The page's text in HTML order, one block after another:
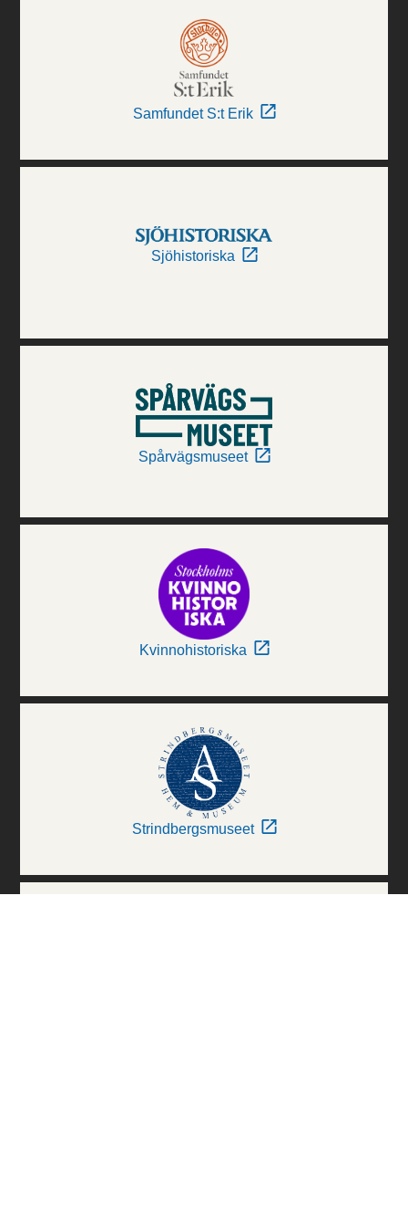
Samfundet S:t Erik
Sjöhistoriska
Spårvägsmuseet
Kvinnohistoriska
Strindbergsmuseet